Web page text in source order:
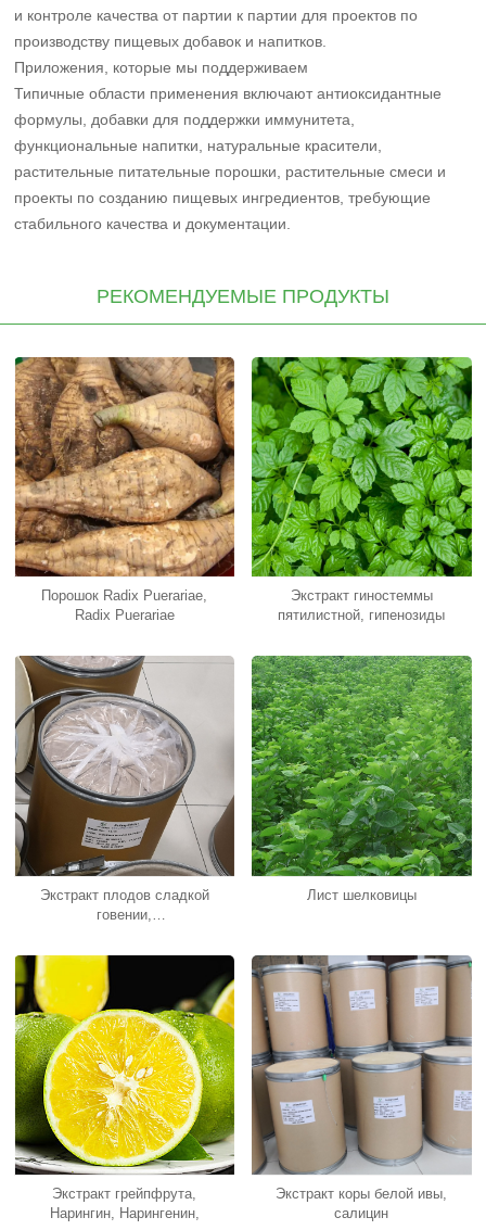
и контроле качества от партии к партии для проектов по
производству пищевых добавок и напитков.
Приложения, которые мы поддерживаем
Типичные области применения включают антиоксидантные
формулы, добавки для поддержки иммунитета,
функциональные напитки, натуральные красители,
растительные питательные порошки, растительные смеси и
проекты по созданию пищевых ингредиентов, требующие
стабильного качества и документации.
РЕКОМЕНДУЕМЫЕ ПРОДУКТЫ
Порошок Radix Puerariae,
Radix Puerariae
Экстракт гиностеммы
пятилистной, гипенозиды
Экстракт плодов сладкой
говении,
Лист шелковицы
Экстракт грейпфрута,
Нарингин, Нарингенин,
Экстракт коры белой ивы,
салицин